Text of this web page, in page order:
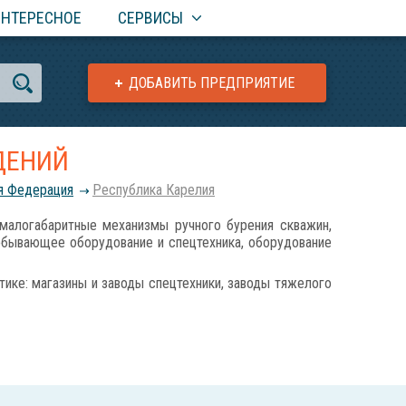
СЕРВИСЫ
ДОБАВИТЬ ПРЕДПРИЯТИЕ
Федерация Республика Карелия
механизмы ручного бурения скважин,
оборудование и спецтехника, оборудование
магазины и заводы спецтехники, заводы тяжелого